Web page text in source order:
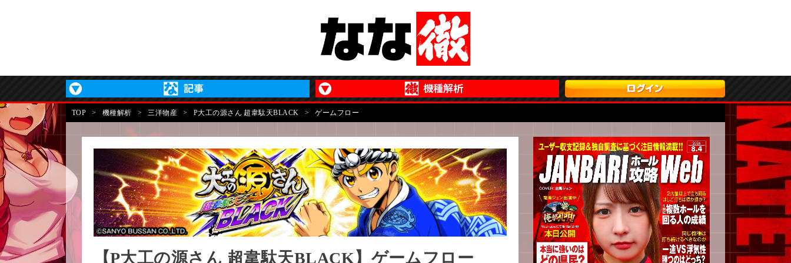
TOP > 機種解析 > 三洋物産 > P大工の源さん 超韋駄天BLACK > ゲームフロー
【P大工の源さん 超韋駄天BLACK】ゲームフロー